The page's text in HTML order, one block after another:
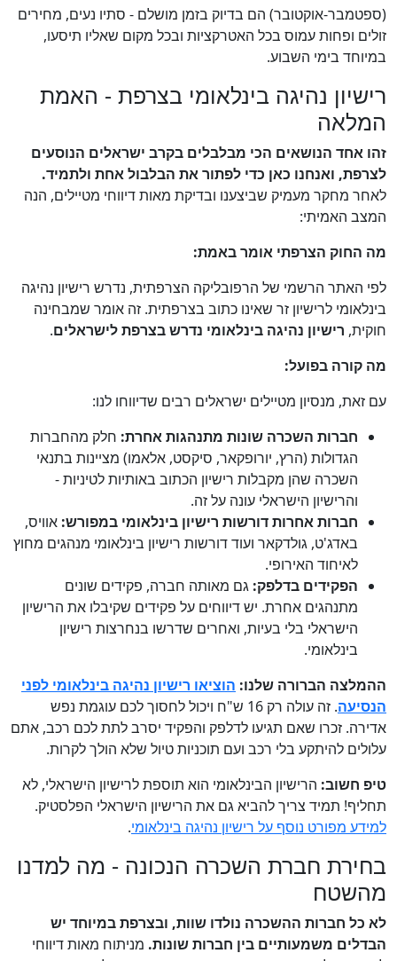
(ספטמבר-אוקטובר) הם בדיוק בזמן מושלם - סתיו נעים, מחירים
זולים ופחות עמוס בכל האטרקציות ובכל מקום שאליו תיסעו,
במיוחד בימי השבוע.
רישיון נהיגה בינלאומי בצרפת - האמת
המלאה
זהו אחד הנושאים הכי מבלבלים בקרב ישראלים הנוסעים
לצרפת, ואנחנו כאן כדי לפתור את הבלבול אחת ולתמיד.
לאחר מחקר מעמיק שביצענו ובדיקת מאות דיווחי מטיילים, הנה
המצב האמיתי:
מה החוק הצרפתי אומר באמת:
לפי האתר הרשמי של הרפובליקה הצרפתית, נדרש רישיון נהיגה
בינלאומי לרישיון זר שאינו כתוב בצרפתית. זה אומר שמבחינה
חוקית, רישיון נהיגה בינלאומי נדרש בצרפת לישראלים.
מה קורה בפועל:
עם זאת, מנסיון מטיילים ישראלים רבים שדיווחו לנו:
חברות השכרה שונות מתנהגות אחרת: חלק מהחברות
הגדולות (הרץ, יורופקאר, סיקסט, אלאמו) מציינות בתנאי
השכרה שהן מקבלות רישיון הכתוב באותיות לטיניות -
והרישיון הישראלי עונה על זה.
חברות אחרות דורשות רישיון בינלאומי במפורש: אוויס,
באדג'ט, גולדקאר ועוד דורשות רישיון בינלאומי מנהגים מחוץ
לאיחוד האירופי.
הפקידים בדלפק: גם מאותה חברה, פקידים שונים
מתנהגים אחרת. יש דיווחים על פקידים שקיבלו את הרישיון
הישראלי בלי בעיות, ואחרים שדרשו בנחרצות רישיון
בינלאומי.
ההמלצה הברורה שלנו: הוציאו רישיון נהיגה בינלאומי לפני
הנסיעה
. זה עולה רק 16 ש"ח ויכול לחסוך לכם עוגמת נפש
אדירה. זכרו שאם תגיעו לדלפק והפקיד יסרב לתת לכם רכב, אתם
עלולים להיתקע בלי רכב ועם תוכניות טיול שלא הולך לקרות.
טיפ חשוב: הרישיון הבינלאומי הוא תוספת לרישיון הישראלי, לא
תחליף! תמיד צריך להביא גם את הרישיון הישראלי הפלסטיק.
למידע מפורט נוסף על רישיון נהיגה בינלאומי.
בחירת חברת השכרה הנכונה - מה למדנו
מהשטח
לא כל חברות ההשכרה נולדו שוות, ובצרפת במיוחד יש
הבדלים משמעותיים בין חברות שונות. מניתוח מאות דיווחי